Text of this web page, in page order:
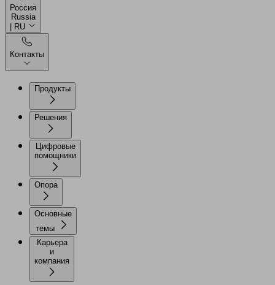
Россия
Russia
| RU
Контакты
Продукты
Решения
Цифровые
помощники
Опора
Основные
темы
Карьера
и
компания